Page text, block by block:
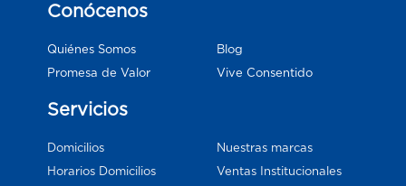
Conócenos
Quiénes Somos
Promesa de Valor
Blog
Vive Consentido
Servicios
Domicilios
Horarios Domicilios
Nuestras marcas
Ventas Institucionales